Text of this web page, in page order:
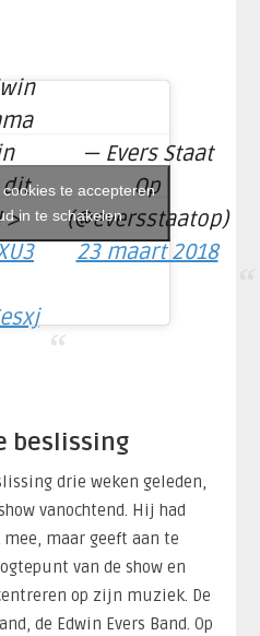
>
— Evers Staat
Op
(@eversstaatop)
23 maart 2018
te accepteren
in te schakelen
beslissing
drie weken geleden,
vanochtend. Hij had
maar geeft aan te
van de show en
op zijn muziek. De
de Edwin Evers Band. Op